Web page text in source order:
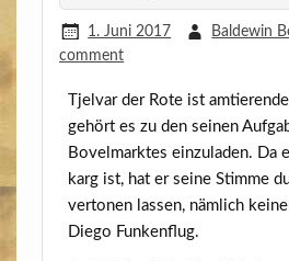
1. Juni 2017 Baldewin
comment
Tjel­var der Rote ist
gehört es zu den sei­nen
Bovel­mark­tes ein­zu­la­den. Da
karg ist, hat er sei­ne Stim­me
ver­to­nen las­sen, näm­lich
Die­go Funkenflug.